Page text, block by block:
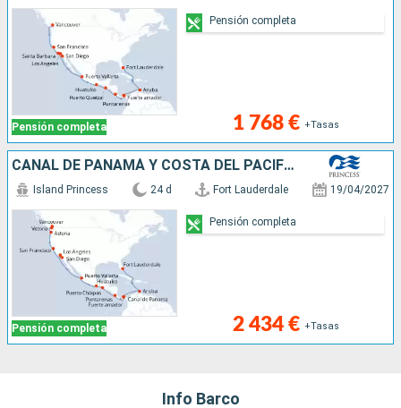
Pensión completa 1 768 € +Tasas
Pensión completa
CANAL DE PANAMÁ Y COSTA DEL PACÍFICO
Pensión completa
Island Princess 24 d Fort Lauderdale 19/04/2027
2 434 € +Tasas
Pensión completa
Info Barco